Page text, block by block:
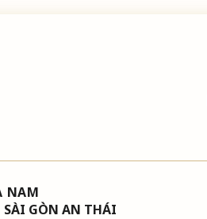
NAM
SÀI GÒN AN THÁI